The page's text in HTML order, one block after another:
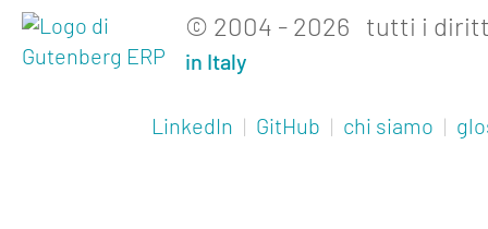
© 2004 - 2026 tutti i
in Italy
LinkedIn GitHub chi siamo